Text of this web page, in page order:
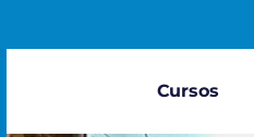
Cursos